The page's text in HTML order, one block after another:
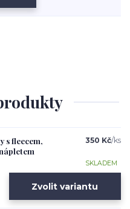
s fleecem,
350 Kč/ks
SKLADEM
Zvolit variantu